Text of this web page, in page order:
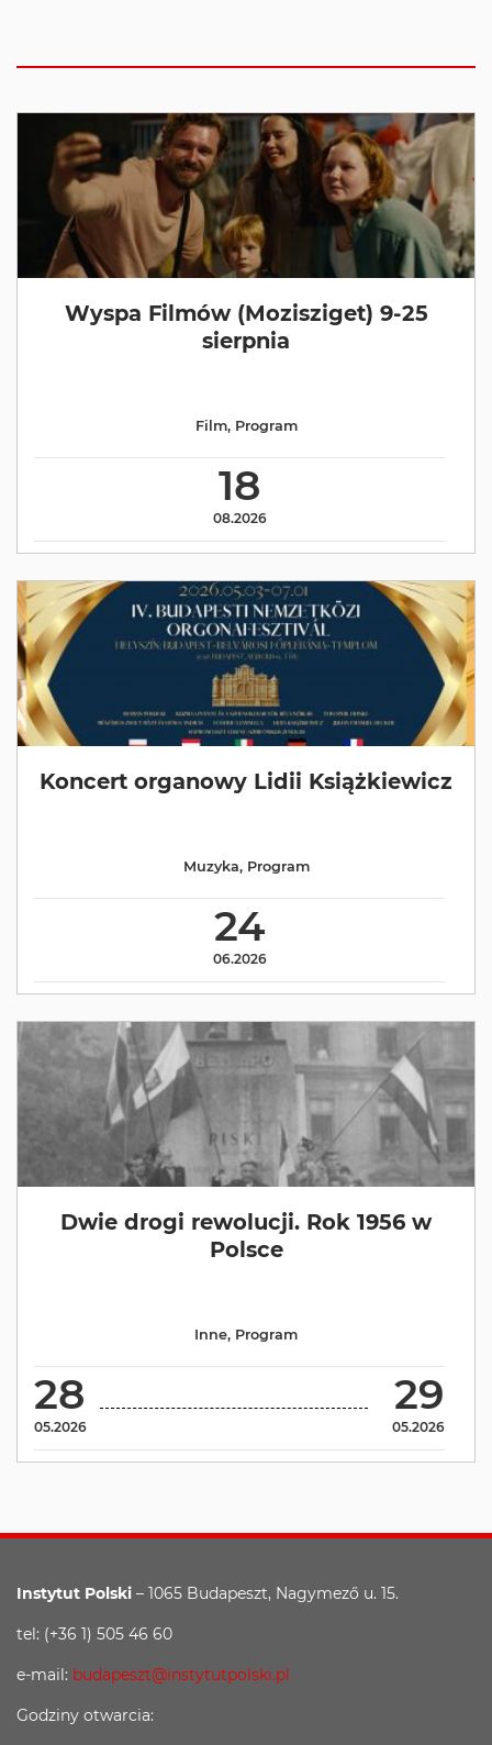
Wyspa Filmów (Mozisziget) 9-25
sierpnia
18
08.2026
Film, Program
Koncert organowy Lidii Książkiewicz
24
06.2026
Muzyka, Program
Dwie drogi rewolucji. Rok 1956 w
Polsce
28
05.2026
29
05.2026
Inne, Program
Instytut Polski – 1065 Budapeszt, Nagymező u. 15.
tel: (+36 1) 505 46 60
e-mail: budapeszt@instytutpolski.pl
Godziny otwarcia: